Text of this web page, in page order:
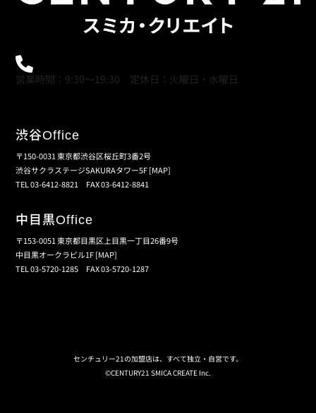
営業時間：9:30～19:30 定休日：火曜日・水曜日
渋谷Office
〒150-0031 東京都渋谷区桜丘町3番2号
渋谷サクラステージSAKURAタワー5F[MAP]
TEL 03-6412-8821 FAX 03-6412-8841
中目黒Office
〒153-0051 東京都目黒区上目黒一丁目26番9号
中目黒オークラビル1F[MAP]
TEL 03-5720-1285 FAX 03-5720-1287
センチュリー21の加盟店は、すべて独立・自営です。
©CENTURY21 SMICA CREATE Inc.